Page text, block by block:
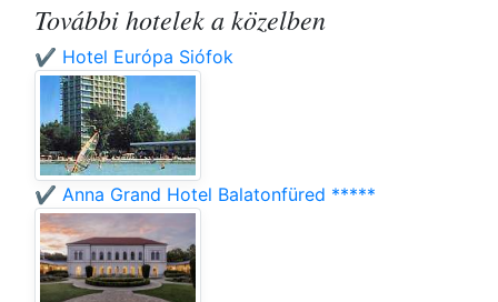
További hotelek a közelben
✔️ Hotel Európa Siófok
✔️ Anna Grand Hotel Balatonfüred *****